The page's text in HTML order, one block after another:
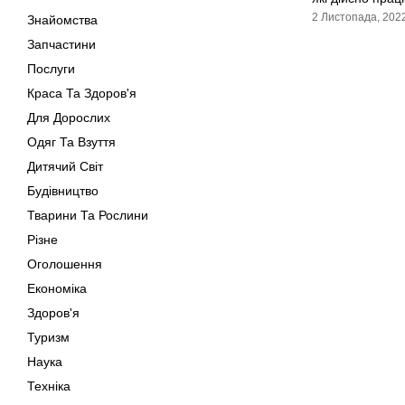
Знайомства
Запчастини
Послуги
Краса Та Здоров'я
Для Дорослих
Одяг Та Взуття
Дитячий Світ
Будівництво
Тварини Та Рослини
Різне
Оголошення
Економіка
Здоров'я
Туризм
Наука
Техніка
2 Листопада,